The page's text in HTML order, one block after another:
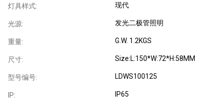
灯具样式: 现代
光源: 发光二极管照明
重量: G.W. 1.2KGS
尺寸: Size:L:150*W:72*H:58MM
型号编号: LDWS100125
IP: IP65